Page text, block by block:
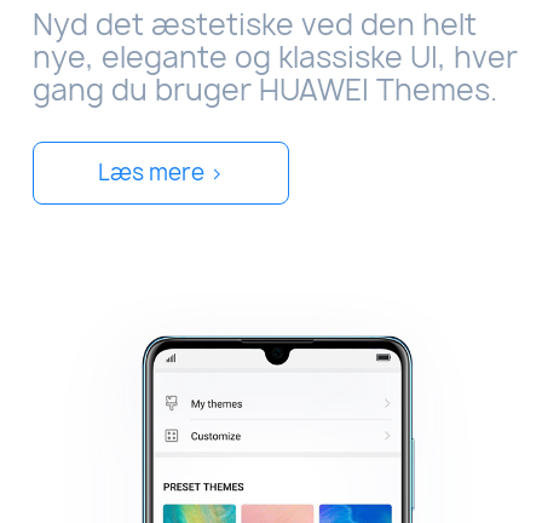
Nyd det æstetiske ved den helt
nye, elegante og klassiske UI, hver
gang du bruger HUAWEI Themes.
Læs mere >